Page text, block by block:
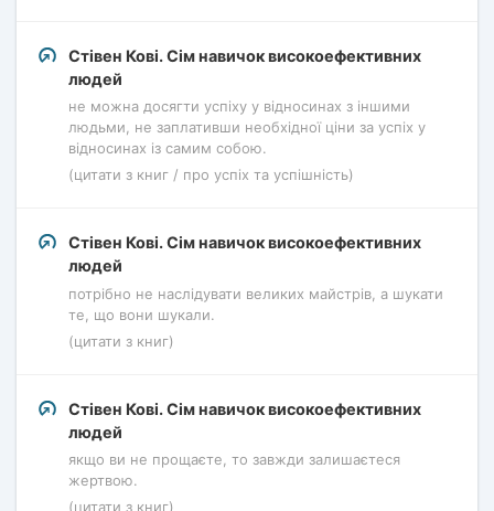
Стівен Кові. Сім навичок високоефективних
людей
не можна досягти успіху у відносинах з іншими
людьми, не заплативши необхідної ціни за успіх у
відносинах із самим собою.
(цитати з книг / про успіх та успішність)
Стівен Кові. Сім навичок високоефективних
людей
потрібно не наслідувати великих майстрів, а шукати
те, що вони шукали.
(цитати з книг)
Стівен Кові. Сім навичок високоефективних
людей
якщо ви не прощаєте, то завжди залишаєтеся
жертвою.
(цитати з книг)